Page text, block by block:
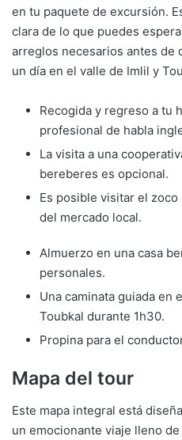
en tu paquete de excursión.
clara de lo que puedes
arreglos necesarios antes de
un día en el valle de Imlil y
Recogida y regreso a tu
profesional de habla
La visita a una
bereberes es opcional.
Es posible visitar el
del mercado local.
Almuerzo en una casa
personales.
Una caminata guiada en
Toubkal durante 1h30.
Propina para el
Mapa del tour
Este mapa integral está
un emocionante viaje lleno